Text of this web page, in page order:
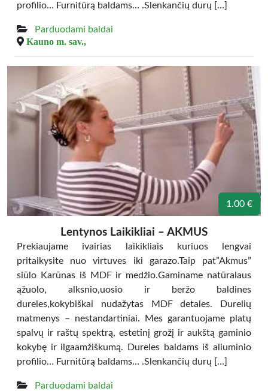
profilio… Furnitūrą baldams… .Slenkančių durų […]
Parduodami baldai
Kauno m. sav.,
1.00 €
Lentynos Laikikliai – AKMUS
Prekiaujame ivairias laikikliais kuriuos lengvai
pritaikysite nuo virtuves iki garazo.Taip pat”Akmus”
siūlo Karūnas iš MDF ir medžio.Gaminame natūralaus
ąžuolo, alksnio,uosio ir beržo baldines
dureles,kokybiškai nudažytas MDF detales. Durelių
matmenys – nestandartiniai. Mes garantuojame platų
spalvų ir raštų spektrą, estetinį grožį ir aukštą gaminio
kokybę ir ilgaamžiškumą. Dureles baldams iš aliuminio
profilio… Furnitūrą baldams… .Slenkančių durų […]
Parduodami baldai